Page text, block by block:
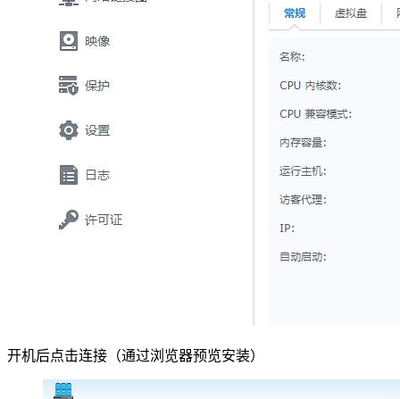
开机后点击连接（通过浏览器预览安装）